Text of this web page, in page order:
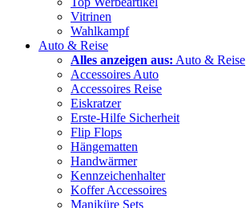
Vitrinen
Wahlkampf
Auto & Reise
Alles anzeigen aus: Auto & Reise
Accessoires Auto
Accessoires Reise
Eiskratzer
Erste-Hilfe Sicherheit
Flip Flops
Hängematten
Handwärmer
Kennzeichenhalter
Koffer Accessoires
Maniküre Sets